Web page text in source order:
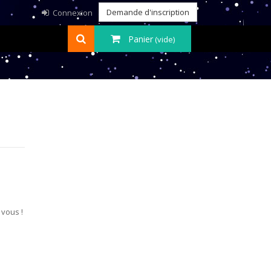
Demande d'inscription
Connexion
Panier(vide)
!